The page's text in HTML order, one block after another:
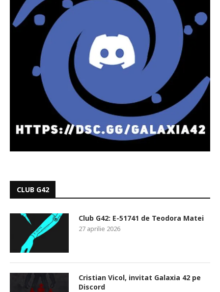
CLUB G42
Club G42: E-51741 de Teodora Matei
27 aprilie 2026
Cristian Vicol, invitat Galaxia 42 pe
Discord